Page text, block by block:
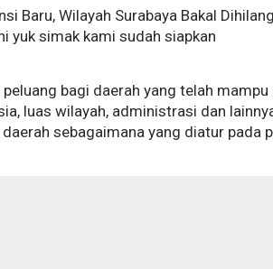
Baru, Wilayah Surabaya Bakal
yuk simak kami sudah siapkan
bagi daerah yang telah mampu
luas wilayah, administrasi dan
sebagaimana yang diatur pada